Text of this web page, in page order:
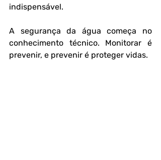
indispensável.
A segurança da água começa no
conhecimento técnico. Monitorar é
prevenir, e prevenir é proteger vidas.